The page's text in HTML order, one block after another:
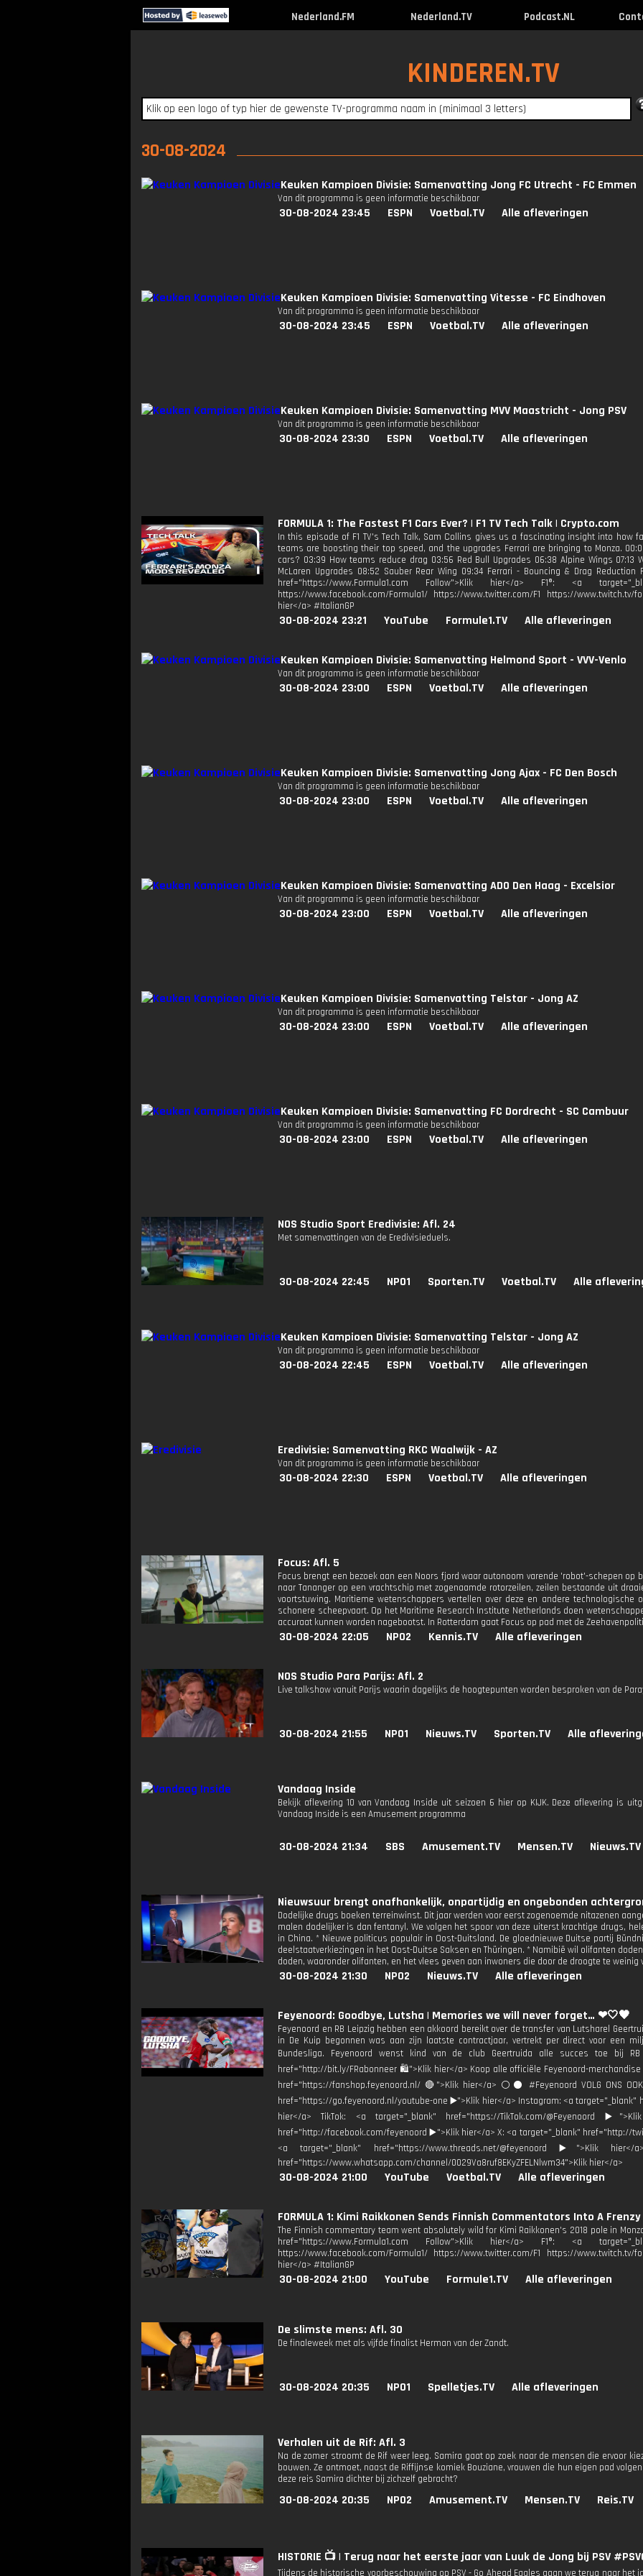
Nederland.FM Nederland.TV Podcast.NL
KINDEREN.TV
30-08-2024
Keuken Kampioen Divisie: Samenvatting Jong FC Utrecht - FC Emmen
Van dit programma is geen informatie beschikbaar
30-08-2024 23:45 ESPN Voetbal.TV Alle afleveringen
Keuken Kampioen Divisie: Samenvatting Vitesse - FC Eindhoven
Van dit programma is geen informatie beschikbaar
30-08-2024 23:45 ESPN Voetbal.TV Alle afleveringen
Keuken Kampioen Divisie: Samenvatting MVV Maastricht - Jong PSV
Van dit programma is geen informatie beschikbaar
30-08-2024 23:30 ESPN Voetbal.TV Alle afleveringen
FORMULA 1: The Fastest F1 Cars Ever? | F1 TV Tech Talk | Crypto.com
In this episode of F1 TV's Tech Talk, Sam Collins gives us a fascinating insight into how
teams are boosting their top speed, and the upgrades Ferrari are bringing to Monza.
cars? 03:39 How teams reduce drag 03:56 Red Bull Upgrades 06:38 Alpine Wings 07:13
McLaren Upgrades 08:52 Sauber Rear Wing 09:34 Ferrari - Bouncing & Drag
href="https://www.Formula1.com Follow">Klik hier</a> F1®: <a
https://www.facebook.com/Formula1/ https://www.twitter.com/F1 https://www.twitch.tv/
hier</a> #ItalianGP
30-08-2024 23:21 YouTube Formule1.TV Alle afleveringen
Keuken Kampioen Divisie: Samenvatting Helmond Sport - VVV-Venlo
Van dit programma is geen informatie beschikbaar
30-08-2024 23:00 ESPN Voetbal.TV Alle afleveringen
Keuken Kampioen Divisie: Samenvatting Jong Ajax - FC Den Bosch
Van dit programma is geen informatie beschikbaar
30-08-2024 23:00 ESPN Voetbal.TV Alle afleveringen
Keuken Kampioen Divisie: Samenvatting ADO Den Haag - Excelsior
Van dit programma is geen informatie beschikbaar
30-08-2024 23:00 ESPN Voetbal.TV Alle afleveringen
Keuken Kampioen Divisie: Samenvatting Telstar - Jong AZ
Van dit programma is geen informatie beschikbaar
30-08-2024 23:00 ESPN Voetbal.TV Alle afleveringen
Keuken Kampioen Divisie: Samenvatting FC Dordrecht - SC Cambuur
Van dit programma is geen informatie beschikbaar
30-08-2024 23:00 ESPN Voetbal.TV Alle afleveringen
NOS Studio Sport Eredivisie: Afl. 24
Met samenvattingen van de Eredivisieduels.
30-08-2024 22:45 NPO1 Sporten.TV Voetbal.TV Alle
Keuken Kampioen Divisie: Samenvatting Telstar - Jong AZ
Van dit programma is geen informatie beschikbaar
30-08-2024 22:45 ESPN Voetbal.TV Alle afleveringen
Eredivisie: Samenvatting RKC Waalwijk - AZ
Van dit programma is geen informatie beschikbaar
30-08-2024 22:30 ESPN Voetbal.TV Alle afleveringen
Focus: Afl. 5
Focus brengt een bezoek aan een Noors fjord waar autonoom varende 'robot'-schepen op
naar Tananger op een vrachtschip met zogenaamde rotorzeilen, zeilen bestaande uit
voortstuwing. Maritieme wetenschappers vertellen over deze en andere technologische
schonere scheepvaart. Op het Maritime Research Institute Netherlands doen
accuraat kunnen worden nagebootst. In Rotterdam gaat Focus op pad met de
30-08-2024 22:05 NPO2 Kennis.TV Alle afleveringen
NOS Studio Para Parijs: Afl. 2
Live talkshow vanuit Parijs waarin dagelijks de hoogtepunten worden besproken van de
30-08-2024 21:55 NPO1 Nieuws.TV Sporten.TV Alle
Vandaag Inside
Bekijk aflevering 10 van Vandaag Inside uit seizoen 6 hier op KIJK. Deze aflevering is
Vandaag Inside is een Amusement programma
30-08-2024 21:34 SBS Amusement.TV Mensen.TV Nieuws.TV
Nieuwsuur brengt onafhankelijk, onpartijdig en ongebonden
Dodelijke drugs boeken terreinwinst. Dit jaar werden voor eerst zogenoemde nitazenen
malen dodelijker is dan fentanyl. We volgen het spoor van deze uiterst krachtige drugs,
in China. * Nieuwe politicus populair in Oost-Duitsland. De gloednieuwe Duitse partij
deelstaatverkiezingen in het Oost-Duitse Saksen en Thüringen. * Namibië wil olifanten
doden, waaronder olifanten, en het vlees geven aan inwoners die door de droogte te weinig
30-08-2024 21:30 NPO2 Nieuws.TV Alle afleveringen
Feyenoord: Goodbye, Lutsha | Memories we will never forget… ❤🤍🖤
Feyenoord en RB Leipzig hebben een akkoord bereikt over de transfer van Lutsharel
in De Kuip begonnen was aan zijn laatste contractjaar, vertrekt per direct voor een
Bundesliga. Feyenoord wenst kind van de club Geertruida alle succes toe bij RB
href="http://bit.ly/FRabonneer 🛍">Klik hier</a> Koop alle officiële Feyenoord-
href="https://fanshop.feyenoord.nl/ 🔴">Klik hier</a> ⚪️⚫ #Feyenoord VOLG ONS
href="https://go.feyenoord.nl/youtube-one ▶️">Klik hier</a> Instagram: <a
hier</a> TikTok: <a target="_blank" href="https://TikTok.com/@Feyenoord
href="http://facebook.com/feyenoord ▶️">Klik hier</a> X: <a target="_blank" href="http://
<a target="_blank" href="https://www.threads.net/@feyenoord ▶️">Klik hier</
href="https://www.whatsapp.com/channel/0029Va8ruf8EKyZFELNlwm34">Klik hier</a>
30-08-2024 21:00 YouTube Voetbal.TV Alle afleveringen
FORMULA 1: Kimi Raikkonen Sends Finnish Commentators Into A
The Finnish commentary team went absolutely wild for Kimi Raikkonen's 2018 pole in
href="https://www.Formula1.com Follow">Klik hier</a> F1®: <a
https://www.facebook.com/Formula1/ https://www.twitter.com/F1 https://www.twitch.tv/
hier</a> #ItalianGP
30-08-2024 21:00 YouTube Formule1.TV Alle afleveringen
De slimste mens: Afl. 30
De finaleweek met als vijfde finalist Herman van der Zandt.
30-08-2024 20:35 NPO1 Spelletjes.TV Alle afleveringen
Verhalen uit de Rif: Afl. 3
Na de zomer stroomt de Rif weer leeg. Samira gaat op zoek naar de mensen die ervoor
bouwen. Ze ontmoet, naast de Riffijnse komiek Bouziane, vrouwen die hun eigen pad
deze reis Samira dichter bij zichzelf gebracht?
30-08-2024 20:35 NPO2 Amusement.TV Mensen.TV Reis.TV
HISTORIE 📺 | Terug naar het eerste jaar van Luuk de Jong bij PSV
Tijdens de historische voorbeschouwing op PSV - Go Ahead Eagles gaan we terug naar het